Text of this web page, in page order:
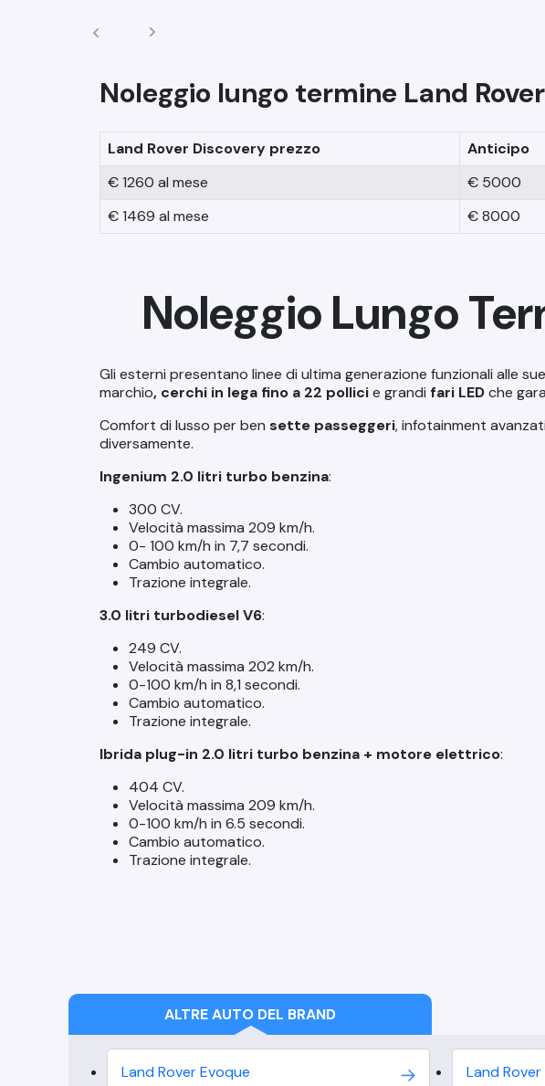
Noleggio lungo termine Land Rover
Land Rover Discovery prezzo Anticipo
€1260 al mese € 5000
€1469 al mese €8000
Noleggio Lungo
Gli esterni presentano linee di ultima generazione funzionali alle
marchio, cerchi in lega fino a 22 pollicie grandi fari LEDche
Comfort di lusso per ben sette passeggeri, infotainment
diversamente.
Ingenium 2.0 litri turbo benzina:
300 CV.
Velocità massima 209 km/h.
0- 100 km/h in 7,7 secondi.
Cambio automatico.
Trazione integrale.
3.0 litri turbodiesel V6:
249 CV.
Velocità massima 202 km/h.
0-100 km/h in 8,1 secondi.
Cambio automatico.
Trazione integrale.
Ibrida plug-in 2.0 litri turbo benzina + motore elettrico:
404 CV.
Velocità massima 209 km/h.
0-100 km/h in 6.5 secondi.
Cambio automatico.
Trazione integrale.
ALTRE AUTO DEL BRAND
Land RoverEvoque Land Rover